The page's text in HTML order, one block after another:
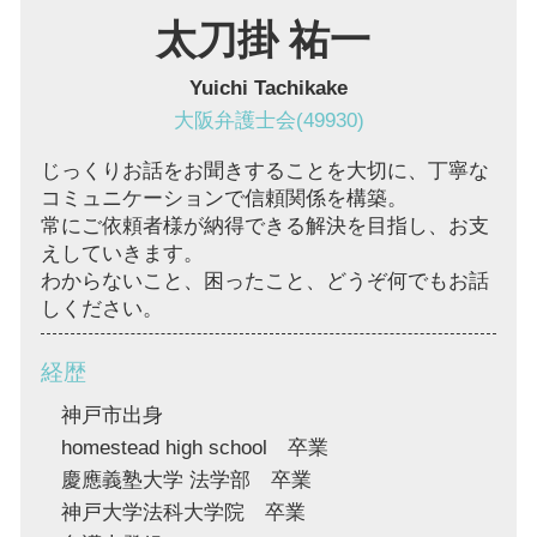
太刀掛 祐一
Yuichi Tachikake
大阪弁護士会(49930)
じっくりお話をお聞きすることを大切に、丁寧な
コミュニケーションで信頼関係を構築。
常にご依頼者様が納得できる解決を目指し、お支
えしていきます。
わからないこと、困ったこと、どうぞ何でもお話
しください。
経歴
神戸市出身
homestead high school 卒業
慶應義塾大学 法学部 卒業
神戸大学法科大学院 卒業